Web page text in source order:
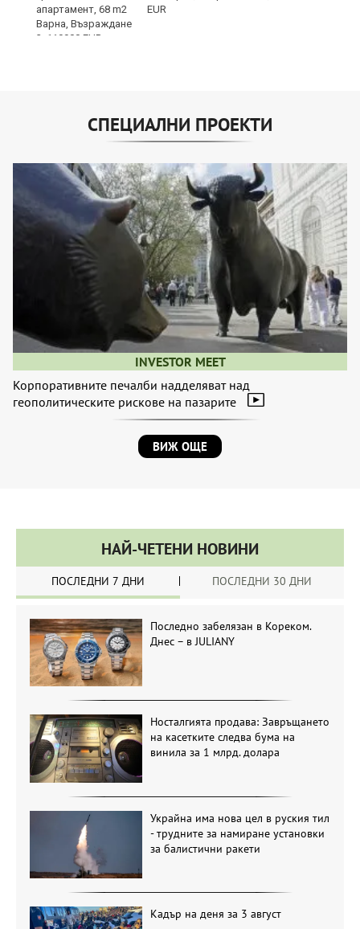
EUR
СПЕЦИАЛНИ ПРОЕКТИ
INVESTOR MEET
Корпоративните печалби надделяват над
геополитическите рискове на пазарите
ВИЖ ОЩЕ
НАЙ-ЧЕТЕНИ НОВИНИ
ПОСЛЕДНИ 7 ДНИ ПОСЛЕДНИ 30 ДНИ
Последно забелязан в Кореком.
Днес – в JULIANY
Носталгията продава: Завръщането
на касетките следва бума на
винила за 1 млрд. долара
Украйна има нова цел в руския тил
- трудните за намиране установки
за балистични ракети
Кадър на деня за 3 август